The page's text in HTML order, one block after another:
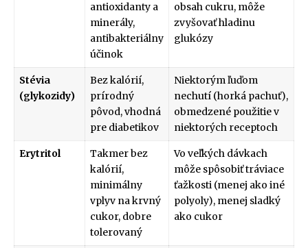
antioxidanty a
minerály,
antibakteriálny
účinok
obsah cukru, môže
zvyšovať hladinu
glukózy
Stévia
(glykozidy)
Bez kalórií,
prírodný
pôvod, vhodná
pre diabetikov
Niektorým ľuďom
nechutí (horká pachuť),
obmedzené použitie v
niektorých receptoch
Erytritol
Takmer bez
kalórií,
minimálny
vplyv na krvný
cukor, dobre
tolerovaný
Vo veľkých dávkach
môže spôsobiť tráviace
ťažkosti (menej ako iné
polyoly), menej sladký
ako cukor